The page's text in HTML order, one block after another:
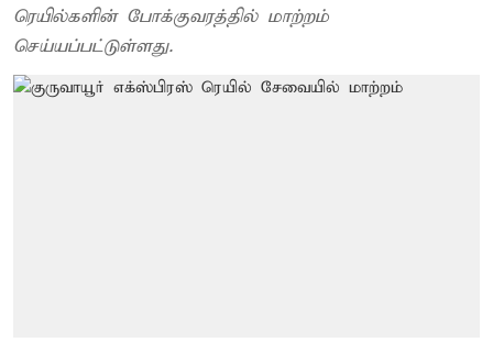
ரெயில்களின் போக்குவரத்தில் மாற்றம்
செய்யப்பட்டுள்ளது.